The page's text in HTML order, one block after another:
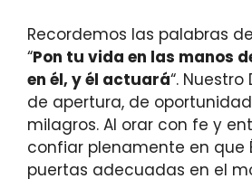
Recordemos las palabras
“Pon tu vida en las manos
en él, y él actuará“. Nuestro
de apertura, de
milagros. Al orar con fe y
confiar plenamente en que
puertas adecuadas en el